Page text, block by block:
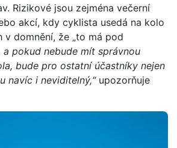
Rizikové jsou zejména večerní
akcí, kdy cyklista usedá na kolo
v domnění, že „to má pod
a pokud nebude mít správnou
bude pro ostatní účastníky nejen
navíc i neviditelný,“upozorňuje